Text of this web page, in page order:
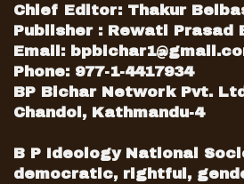
Chief Editor: Thakur
Publisher : Rewati Prasad
Email:
Phone: 977-1-4417934
BP Bichar Network Pvt.
Chandol, Kathmandu-4
B P Ideology National
democratic, rightful,